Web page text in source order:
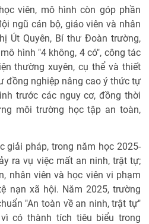
viên, mô hình còn góp phần
ngũ cán bộ, giáo viên và nhân
Út Quyên, Bí thư Đoàn trường,
hình "4 không, 4 có", công tác
thường xuyên, cụ thể và thiết
đồng nghiệp nâng cao ý thức tự
trước các nguy cơ, đồng thời
môi trường học tập an toàn,
giải pháp, trong năm học 2025-
ra vụ việc mất an ninh, trật tự;
nhân viên và học viên vi phạm
nạn xã hội. Năm 2025, trường
"An toàn về an ninh, trật tự"
có thành tích tiêu biểu trong